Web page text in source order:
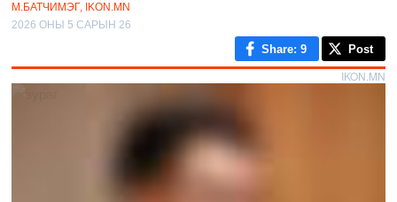
М.БАТЧИМЭГ, IKON.MN
2026 ОНЫ 5 САРЫН 26
Share: 9 Post
IKON.MN